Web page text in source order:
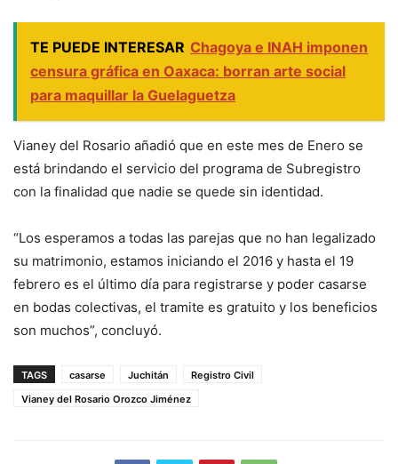
TE PUEDE INTERESAR Chagoya e INAH imponen
censura gráfica en Oaxaca: borran arte social
para maquillar la Guelaguetza
Vianey del Rosario añadió que en este mes de Enero se
está brindando el servicio del programa de Subregistro
con la finalidad que nadie se quede sin identidad.
“Los esperamos a todas las parejas que no han legalizado
su matrimonio, estamos iniciando el 2016 y hasta el 19
febrero es el último día para registrarse y poder casarse
en bodas colectivas, el tramite es gratuito y los beneficios
son muchos”, concluyó.
TAGS casarse Juchitán
Registro Civil
Vianey del Rosario Orozco Jiménez